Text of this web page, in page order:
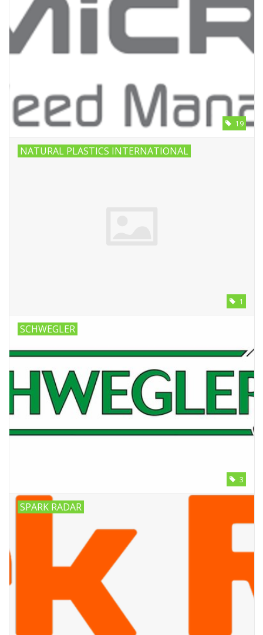
19
NATURAL PLASTICS INTERNATIONAL
1
SCHWEGLER
3
SPARK RADAR